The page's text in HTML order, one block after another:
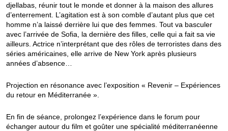
djellabas, réunir tout le monde et donner à la maison des allures
d’enterrement. L’agitation est à son comble d’autant plus que cet
homme n’a laissé derrière lui que des femmes. Tout va basculer
avec l’arrivée de Sofia, la dernière des filles, celle qui a fait sa vie
ailleurs. Actrice n’interprétant que des rôles de terroristes dans des
séries américaines, elle arrive de New York après plusieurs
années d’absence…
Projection en résonance avec l’exposition « Revenir – Expériences
du retour en Méditerranée ».
En fin de séance, prolongez l’expérience dans le forum pour
échanger autour du film et goûter une spécialité méditerranéenne